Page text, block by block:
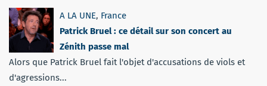
A LA UNE, France
Patrick Bruel : ce détail sur son concert au
Zénith passe mal
Alors que Patrick Bruel fait l'objet d'accusations de viols et
d'agressions...